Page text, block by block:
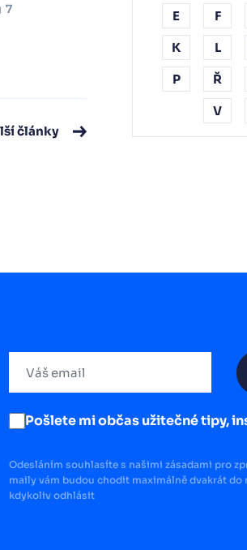
7
články
E F
K L
P Ř
V
Pošlete mi občas užitečné tipy,
Odesláním souhlasíte s našimi zásadami pro
maily vám budou chodit maximálně dvakrát do
kdykoliv odhlásit